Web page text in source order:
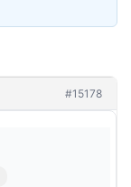
#15178